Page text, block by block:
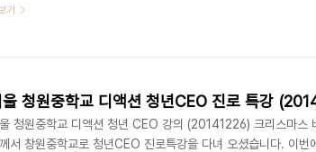
) - 3000,000원 5주(15h) : 개인 - 300,000원 / 단체(23명
기
청원중학교 디액션 청년CEO 진로 특강
청원중학교 디액션 청년 CEO 강의 (20141226) 크리스마스
서 창원중학교로 청년CEO 진로특강을 다녀 오셨습니다. 이번